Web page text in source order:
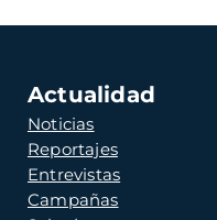
Actualidad
Noticias
Reportajes
Entrevistas
Campañas